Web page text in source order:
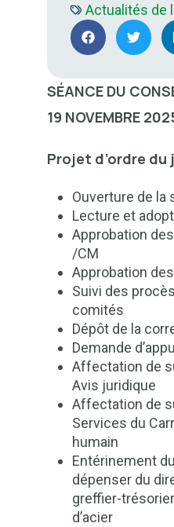
Actualités de
SÉANCE DU
19 NOVEMBRE
Projet d’ordre du
Ouverture de la
Lecture et
Approbation
/CM
Approbation
Suivi des
comités
Dépôt de la
Demande
Affectation de
Avis juridique
Affectation de
Services du
humain
Entérinement
dépenser du
greffier-
d’acier